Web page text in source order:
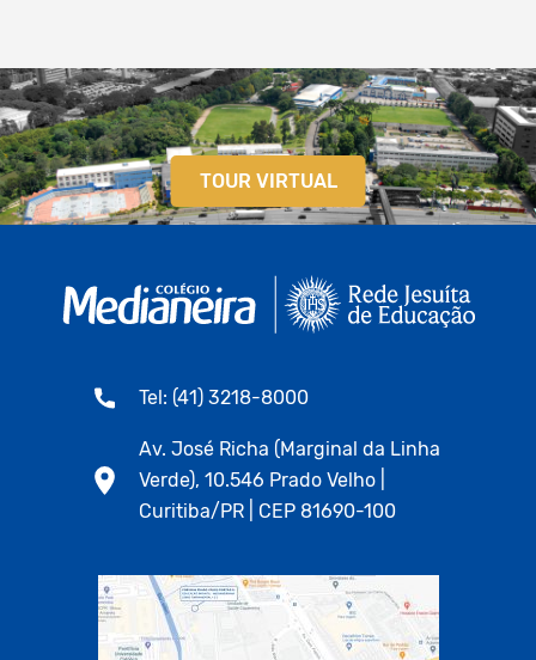
TOUR VIRTUAL
Tel: (41) 3218-8000
Av. José Richa (Marginal da Linha
Verde), 10.546 Prado Velho |
Curitiba/PR | CEP 81690-100